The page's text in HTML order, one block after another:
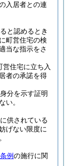
入居者との連
と認めるとき
町営住宅の検
当な指示をさ
住宅に立ち入
者の承諾を得
分を示す証明
い。
供されている
げない限度に
例の施行に関